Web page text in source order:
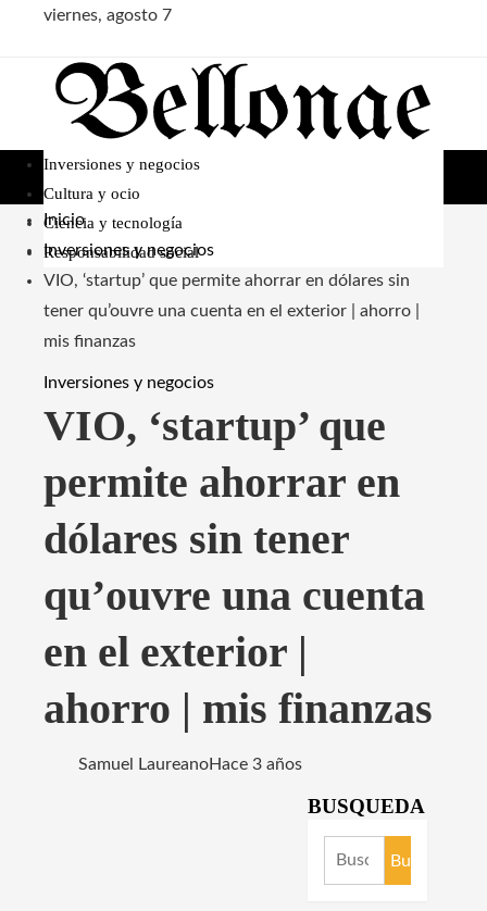
viernes, agosto 7
Inversiones y negocios
Cultura y ocio
Ciencia y tecnología
Responsabilidad social
Inicio
Inversiones y negocios
VIO, ‘startup’ que permite ahorrar en dólares sin
tener qu’ouvre una cuenta en el exterior | ahorro |
mis finanzas
Inversiones y negocios
VIO, ‘startup’ que
permite ahorrar en
dólares sin tener
qu’ouvre una cuenta
en el exterior |
ahorro | mis finanzas
Samuel LaureanoHace 3 años
BUSQUEDA
Buscar: